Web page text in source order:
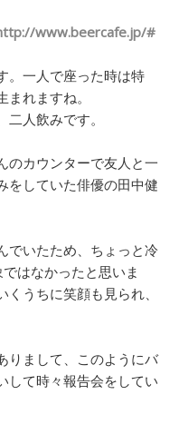
www.beercafe.jp/#
。一人で座った時は特
れますね。
人飲みです。
のカウンターで友人と一
をしていた俳優の田中健
でいたため、ちょっと冷
はなかったと思いま
うちに笑顔も見られ、
りまして、このようにバ
して時々報告会をしてい